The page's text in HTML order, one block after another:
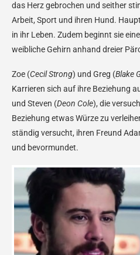
das Herz gebrochen und seither
Arbeit, Sport und ihren Hund.
in ihr Leben. Zudem beginnt sie
weibliche Gehirn anhand dreier
Zoe (Cecil Strong) und Greg (Blake
Karrieren sich auf ihre Beziehung
und Steven (Deon Cole), die
Beziehung etwas Würze zu
ständig versucht, ihren Freund
und bevormundet.